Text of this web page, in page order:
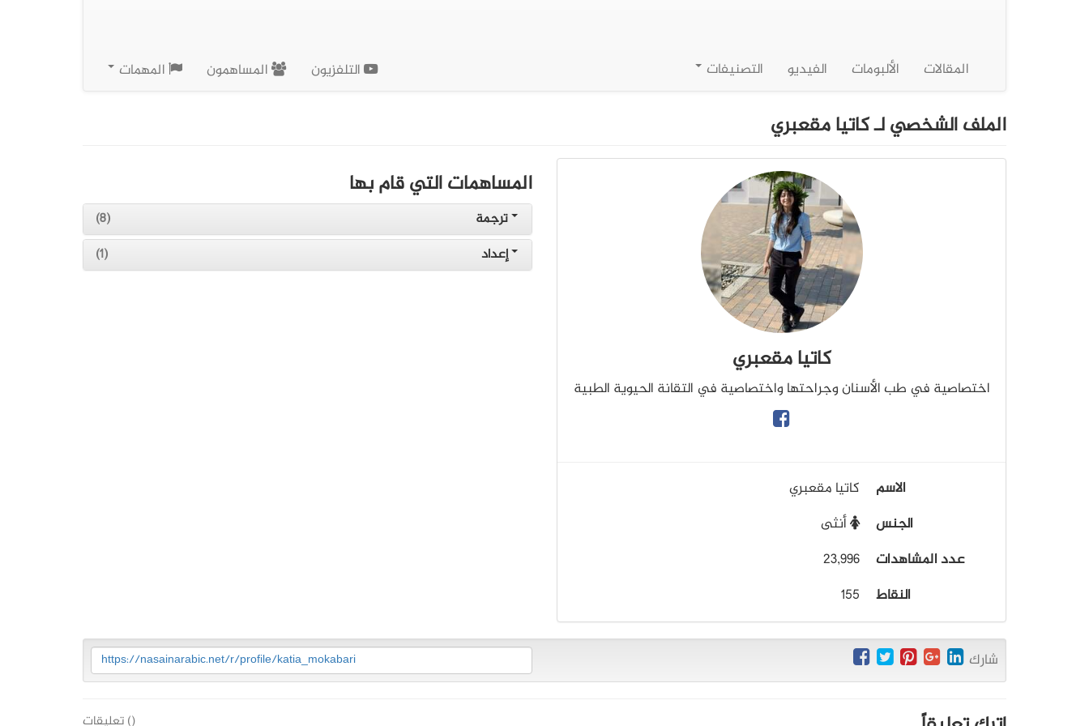
المقالات الألبومات الفيديو التصنيفات التلفزيون المساهمون المهمات
الملف الشخصي لـ كاتيا مقعبري
كاتيا مقعبري
اختصاصية في طب الأسنان وجراحتها واختصاصية في التقانة الحيوية الطبية
الاسم
كاتيا مقعبري
الجنس
أنثى
عدد المشاهدات
23,996
النقاط
155
المساهمات التي قام بها
ترجمة
(8)
إعداد
(1)
شارك https://nasainarabic.net/r/profile/katia_mokabari
() تعليقات